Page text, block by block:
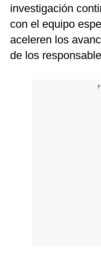
investigación
con el equipo
aceleren los
de los